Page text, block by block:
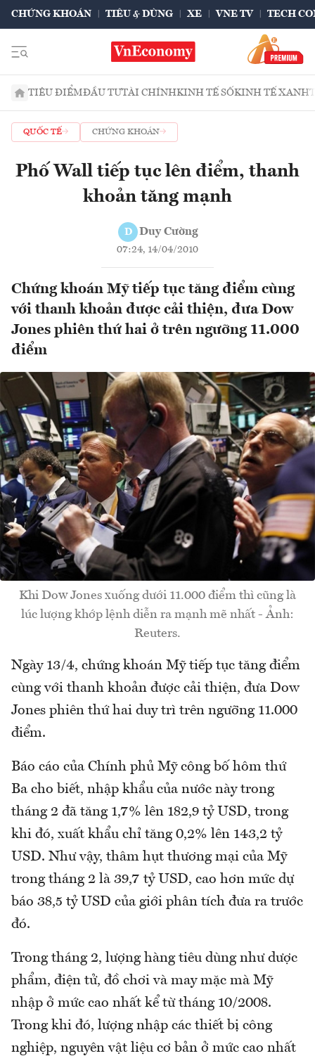
CHỨNG KHOÁN TIÊU & DÙNG XE VNE TV TECH
TIÊU ĐIỂMĐẦU TƯTÀI CHÍNHKINH TẾ SỐKINH TẾ XANH
QUỐC TẾ CHỨNG KHOÁN
Phố Wall tiếp tục lên điểm, thanh
khoản tăng mạnh
D Duy Cường
07:24, 14/04/2010
Chứng khoán Mỹ tiếp tục tăng điểm cùng
với thanh khoản được cải thiện, đưa Dow
Jones phiên thứ hai ở trên ngưỡng 11.000
điểm
Khi Dow Jones xuống dưới 11.000 điểm thì cũng là
lúc lượng khớp lệnh diễn ra mạnh mẽ nhất - Ảnh:
Reuters.
Ngày 13/4, chứng khoán Mỹ tiếp tục tăng điểm
cùng với thanh khoản được cải thiện, đưa Dow
Jones phiên thứ hai duy trì trên ngưỡng 11.000
điểm.
Báo cáo của Chính phủ Mỹ công bố hôm thứ
Ba cho biết, nhập khẩu của nước này trong
tháng 2 đã tăng 1,7% lên 182,9 tỷ USD, trong
khi đó, xuất khẩu chỉ tăng 0,2% lên 143,2 tỷ
USD. Như vậy, thâm hụt thương mại của Mỹ
trong tháng 2 là 39,7 tỷ USD, cao hơn mức dự
báo 38,5 tỷ USD của giới phân tích đưa ra trước
đó.
Trong tháng 2, lượng hàng tiêu dùng như dược
phẩm, điện tử, đồ chơi và may mặc mà Mỹ
nhập ở mức cao nhất kể từ tháng 10/2008.
Trong khi đó, lượng nhập các thiết bị công
nghiệp, nguyên vật liệu cơ bản ở mức cao nhất